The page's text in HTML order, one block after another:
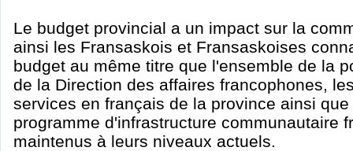
Le budget provincial a un impact sur la
ainsi les Fransaskois et Fransaskoises
budget au même titre que l'ensemble de la
de la Direction des affaires francophones,
services en français de la province ainsi
programme d'infrastructure communautaire
maintenus à leurs niveaux actuels.